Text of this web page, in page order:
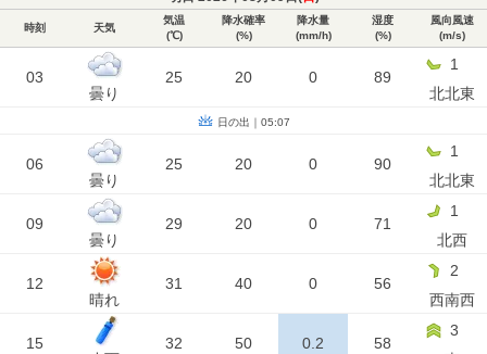
時刻 天気
気温
(℃)
降水確率
(%)
降水量
(mm/h)
湿度
(%)
風向風速
(m/s)
03
曇り
25 20 0 89
1
北北東
日の出｜05:07
06
曇り
25 20 0 90
1
北北東
09
曇り
29 20 0 71
1
北西
12
晴れ
31 40 0 56
2
西南西
15
32 50 0.2 58
3